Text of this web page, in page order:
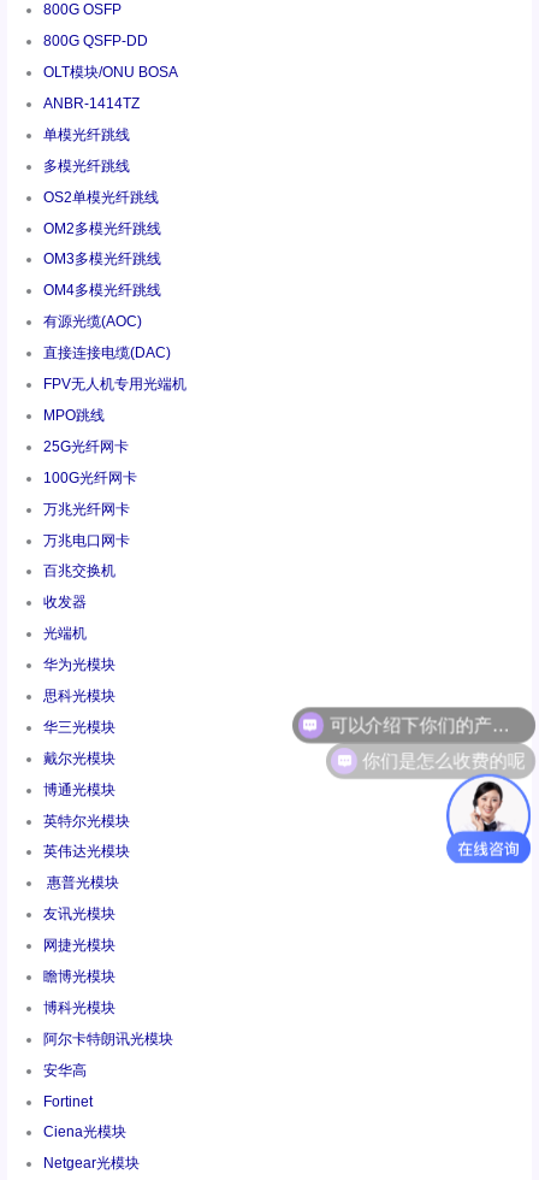
800G OSFP
800G QSFP-DD
OLT模块/ONU BOSA
ANBR-1414TZ
单模光纤跳线
多模光纤跳线
OS2单模光纤跳线
OM2多模光纤跳线
OM3多模光纤跳线
OM4多模光纤跳线
有源光缆(AOC)
直接连接电缆(DAC)
FPV无人机专用光端机
MPO跳线
25G光纤网卡
100G光纤网卡
万兆光纤网卡
万兆电口网卡
百兆交换机
收发器
光端机
华为光模块
思科光模块
华三光模块
戴尔光模块
博通光模块
英特尔光模块
英伟达光模块
惠普光模块
友讯光模块
网捷光模块
瞻博光模块
博科光模块
阿尔卡特朗讯光模块
安华高
Fortinet
Ciena光模块
Netgear光模块
你们是怎么收费的呢